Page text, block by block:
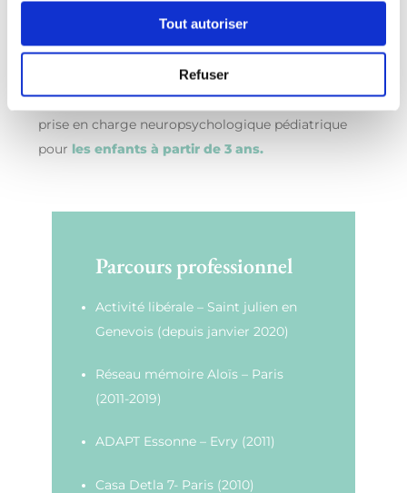
Tout autoriser
Refuser
Forte de ces expériences, je me suis installée en
2020 en libéral en Haute-Savoie. Je mets aujourd’hui
mon expertise au service de l’évaluation et de la
prise en charge neuropsychologique pédiatrique
pour les enfants à partir de 3 ans.
Parcours professionnel
Activité libérale – Saint julien en
Genevois (depuis janvier 2020)
Réseau mémoire Aloïs – Paris
(2011-2019)
ADAPT Essonne – Evry (2011)
Casa Detla 7- Paris (2010)